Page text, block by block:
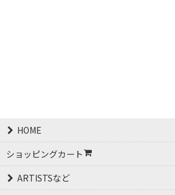
HOME
ショッピングカート
ARTISTSなど